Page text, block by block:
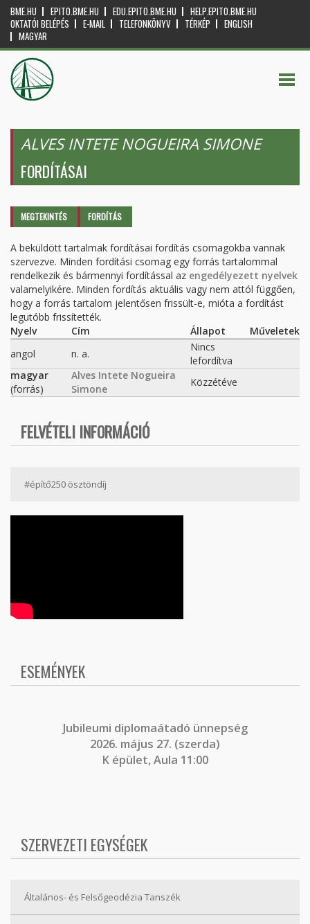
BME.HU EPITO.BME.HU EDU.EPITO.BME.HU
HELP.EPITO.BME.HU
OKTATÓI BELÉPÉS
E-MAIL TELEFONKÖNYV TÉRKÉP
ENGLISH
MAGYAR
ALVES INTETE NOGUEIRA SIMONE
FORDÍTÁSAI
Elsődleges fülek
MEGTEKINTÉS FORDÍTÁS
A beküldött tartalmak fordításai fordítás csomagokba vannak
szervezve. Minden fordítási csomag egy forrás tartalommal
rendelkezik és bármennyi fordítással az engedélyezett nyelvek
valamelyikére. Minden fordítás aktuális vagy nem attól függően,
hogy a forrás tartalom jelentősen frissült-e, mióta a fordítást
legutóbb frissítették.
Nyelv
Cím Állapot
Műveletek
angol
n. a.
Nincs
lefordítva
magyar
(forrás)
Alves Intete Nogueira
Simone
Közzétéve
FELVÉTELI INFORMÁCIÓ
#építő250 ösztöndíj
ESEMÉNYEK
Jubileumi diplomaátadó ünnepség
2026. május 27. (szerda)
K épület, Aula 11:00
SZERVEZETI EGYSÉGEK
Általános- és Felsőgeodézia Tanszék